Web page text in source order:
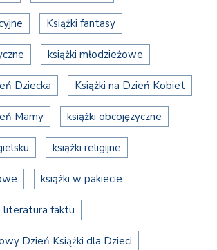
Książki fantasy
książki młodzieżowe
Dziecka Książki na Dzień Kobiet
Mamy książki obcojęzyczne
książki religijne
książki w pakiecie
literatura faktu
Dzień Książki dla Dzieci